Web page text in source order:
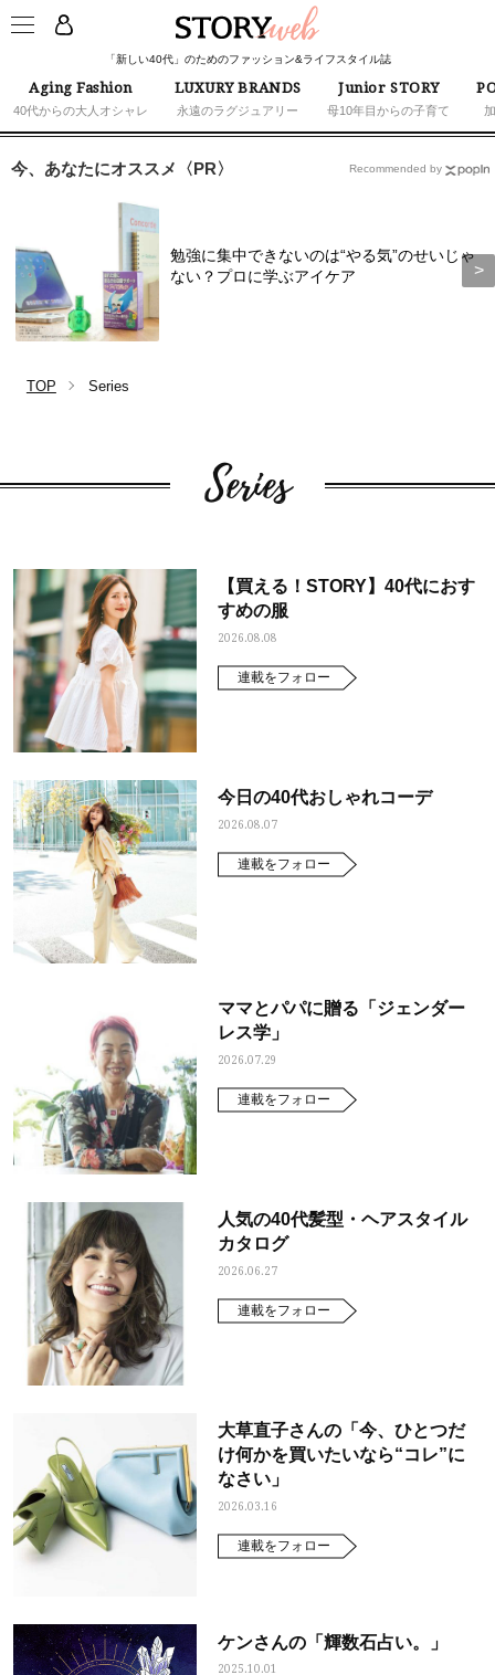
「新しい40代」のためのファッション&ライフスタイル誌
Aging Fashion
40代からの大人オシャレ
LUXURY BRANDS
永遠のラグジュアリー
Junior STORY
母10年目からの子育て
ママとパパに贈る「ジェンダーレ
ス学」
人気の40代髪型・ヘ
今、あなたにオススメ〈PR〉
勉強に集中できないのは“やる気”のせいじゃ
ない？プロに学ぶアイケア
Recommended by
TOP Series
Series
【買える！STORY】40代におす
すめの服
2026.08.08
連載をフォロー
今日の40代おしゃれコーデ
2026.08.07
連載をフォロー
ママとパパに贈る「ジェンダー
レス学」
2026.07.29
連載をフォロー
人気の40代髪型・ヘアスタイル
カタログ
2026.06.27
連載をフォロー
大草直子さんの「今、ひとつだ
け何かを買いたいなら“コレ”に
なさい」
2026.03.16
連載をフォロー
ケンさんの「輝数石占い。」
2025.10.01